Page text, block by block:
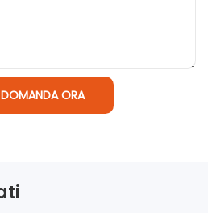
ORA